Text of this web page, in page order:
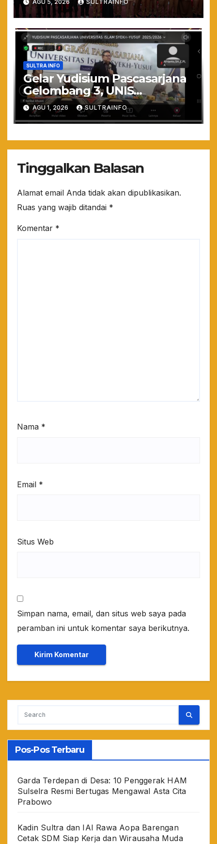
Maladministrasi 2026
AGU 5, 2026 SULTRAINFO
SULTRA INFO
Gelar Yudisium Pascasarjana
Gelombang 3, UNIS
Tangerang Cetak 243
Magister Berdaya Saing
Global dari Pelosok Negeri
hingga Mancanegara
AGU 1, 2026 SULTRAINFO
Tinggalkan Balasan
Alamat email Anda tidak akan dipublikasikan.
Ruas yang wajib ditandai *
Komentar *
Nama *
Email *
Situs Web
Simpan nama, email, dan situs web saya pada
peramban ini untuk komentar saya berikutnya.
Pos-Pos Terbaru
Garda Terdepan di Desa: 10 Penggerak HAM
Sulselra Resmi Bertugas Mengawal Asta Cita
Prabowo
Kadin Sultra dan IAI Rawa Aopa Barengan
Cetak SDM Siap Kerja dan Wirausaha Muda